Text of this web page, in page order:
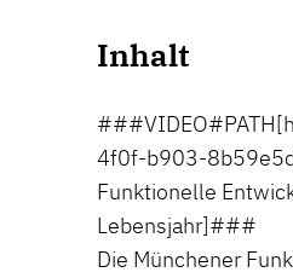
Inhalt
4f0f-b903-
Funktionelle
Lebensjahr]###
Die Münchener